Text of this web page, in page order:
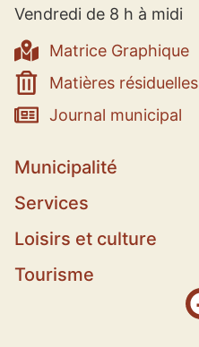
Vendredi de 8 h à midi
Matrice Graphique
Matières résiduelles
Journal municipal
Municipalité
Services
Loisirs et culture
Tourisme